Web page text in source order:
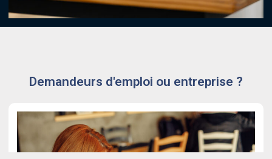
Demandeurs d'emploi ou entreprise ?